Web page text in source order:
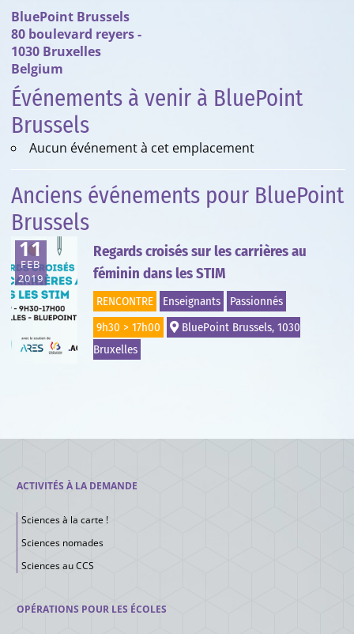
BluePoint Brussels
80 boulevard reyers -
1030 Bruxelles
Belgium
Événements à venir à BluePoint
Brussels
Aucun événement à cet emplacement
Anciens événements pour BluePoint
Brussels
11
FEB
2019
Regards croisés sur les carrières au
féminin dans les STIM
RENCONTRE Enseignants
Passionnés
9h30 > 17h00
BluePoint Brussels, 1030
Bruxelles
ACTIVITÉS À LA DEMANDE
Sciences à la carte !
Sciences nomades
Sciences au CCS
OPÉRATIONS POUR LES ÉCOLES